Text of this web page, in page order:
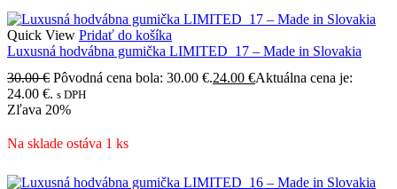
Quick View Pridať do košíka
Luxusná hodvábna gumička LIMITED_17 – Made in Slovakia
30.00€ Pôvodná cena bola: 30.00 €.24.00 €Aktuálna cena je:
24.00 €. s DPH
Zľava 20%
Na sklade ostáva 1 ks